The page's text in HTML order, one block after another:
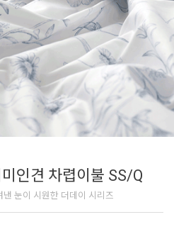
인견 차렵이불 SS/Q
눈이 시원한 더데이 시리즈